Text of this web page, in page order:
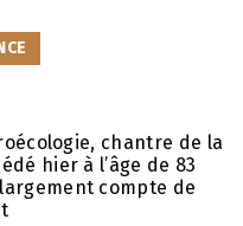
chantre de la
hier à l’âge de 83
compte de